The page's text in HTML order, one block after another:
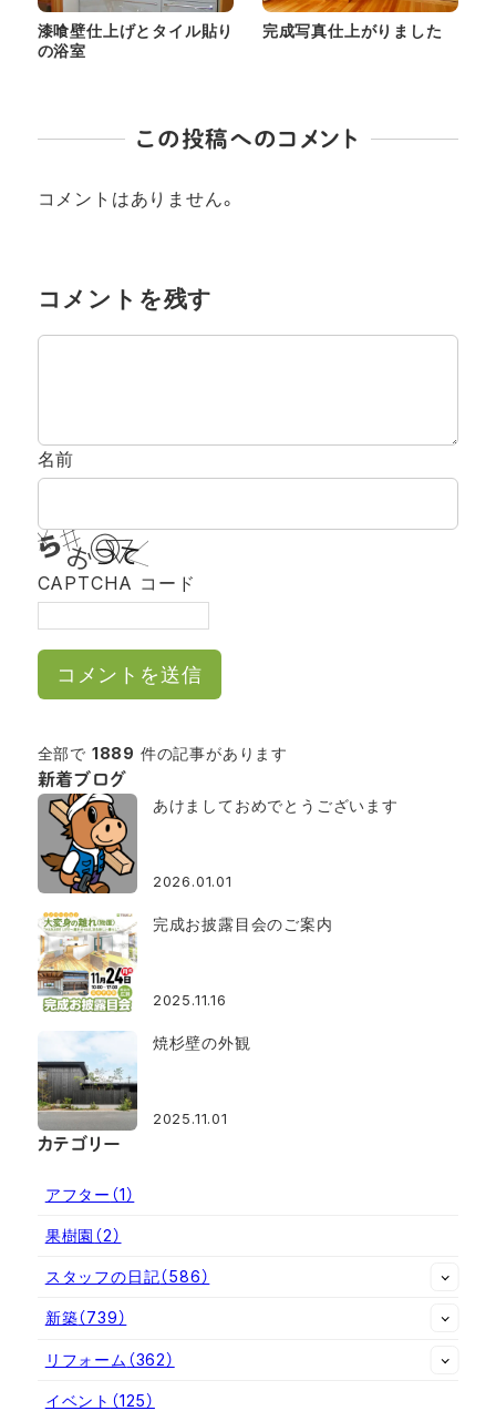
漆喰壁仕上げとタイル貼り
の浴室
完成写真仕上がりました
この投稿へのコメント
コメントはありません。
コメントを残す
名前
CAPTCHA コード
全部で 1889 件の記事があります
新着ブログ
あけましておめでとうございます
2026.01.01
完成お披露目会のご案内
2025.11.16
焼杉壁の外観
2025.11.01
カテゴリー
アフター （1）
果樹園 （2）
スタッフの日記（586）
新築（739）
リフォーム （362）
イベント （125）